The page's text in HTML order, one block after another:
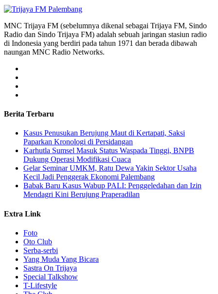
MNC Trijaya FM (sebelumnya dikenal sebagai Trijaya FM, Sindo
Radio dan Sindo Trijaya FM) adalah sebuah jaringan stasiun radio
di Indonesia yang berdiri pada tahun 1971 dan berada dibawah
naungan MNC Radio Networks.
Berita Terbaru
Kasus Penusukan Berujung Maut di Kertapati, Saksi
Paparkan Kronologi di Persidangan
Karhutla Sumsel Masuk Status Waspada Tinggi, BNPB
Dukung Operasi Modifikasi Cuaca
Gelar Seminar UMKM, Ratu Dewa Yakin Sektor Usaha
Kecil Jadi Penggerak Ekonomi Palembang
Babak Baru Kasus Wabup PALI: Penggeledahan dan Izin
Mendagri Kini Berujung Praperadilan
Extra Link
Foto
Oto Club
Serba-serbi
Yang Muda Yang Bicara
Sastra On Trijaya
Special Talkshow
T-Lifestyle